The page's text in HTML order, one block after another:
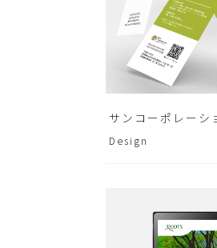
サンコーポレーシ
Design